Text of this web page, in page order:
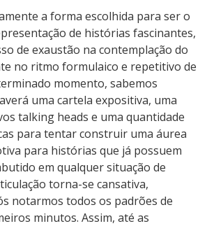
a forma escolhida para ser o
de histórias fascinantes,
de exaustão na contemplação do
no ritmo formulaico e repetitivo de
momento, sabemos
uma cartela expositiva, uma
talking heads e uma quantidade
para tentar construir uma áurea
para histórias que já possuem
em qualquer situação de
torna-se cansativa,
notarmos todos os padrões de
minutos. Assim, até as